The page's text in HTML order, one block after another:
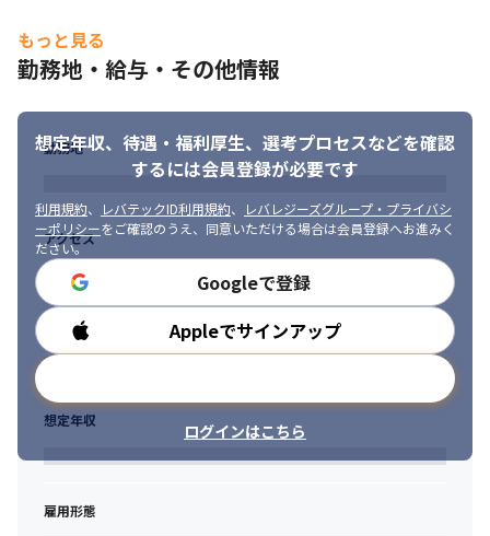
む全体アーキテクチャ設計、技術検証
・デジタル店舗構築
ロジェクトにて、企画支援から投資対効果見積、アーキテクチャ
設計や初期システム構築、実店舗での実証実験、本格展開システ
ム構築など全般をサポート
■ この仕事の面白み、魅力
さまざまな業種でモノ→コトへの価値転換が進むなか、従来の製
品/サービスから脱却し、ソフトウェアを活用した新たな事業創造
を目指すお客様を企画/構想/開発/運用まで広くサポートできる業
務です
・Raspberry Pi, Kinnect, Leap Motion, RFID, Amazon Echo,
Google Home, 各種センサーなど
・インフラ構築経験／運用経験(AWS/GCP/Azure)
■ 歓迎スキル/経験
・ビジネスレベルの英語力、グローバル・プロジェクトへの参画
■求める人物像
・製造業のエンジニアリング領域の改革に情熱を持っている方
・新規テクノロジー、ガジェットに興味を持ちそれらを用いたも
のづくりを実践したい方
もっと見る
勤務地・給与・その他情報
想定年収、待遇・福利厚生、 選考プロセスなどを確認
するには会員登録が必要です
利用規約、 レバテックID利用規約、
レバレジーズグループ・プライバシ
ーポリシーをご確認のうえ、同意いただける場合は会員登録へお進みく
ださい。
Googleで登録
Appleでサインアップ
ログインはこちら
勤務地
アクセス
勤務時間
想定年収
雇用形態